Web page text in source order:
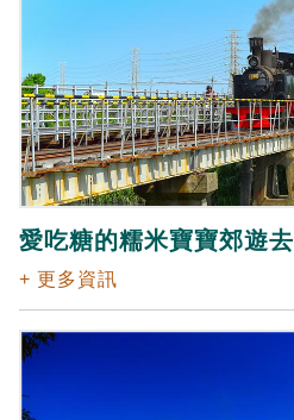
愛吃糖的糯米寶寶郊遊去
+ 更多資訊